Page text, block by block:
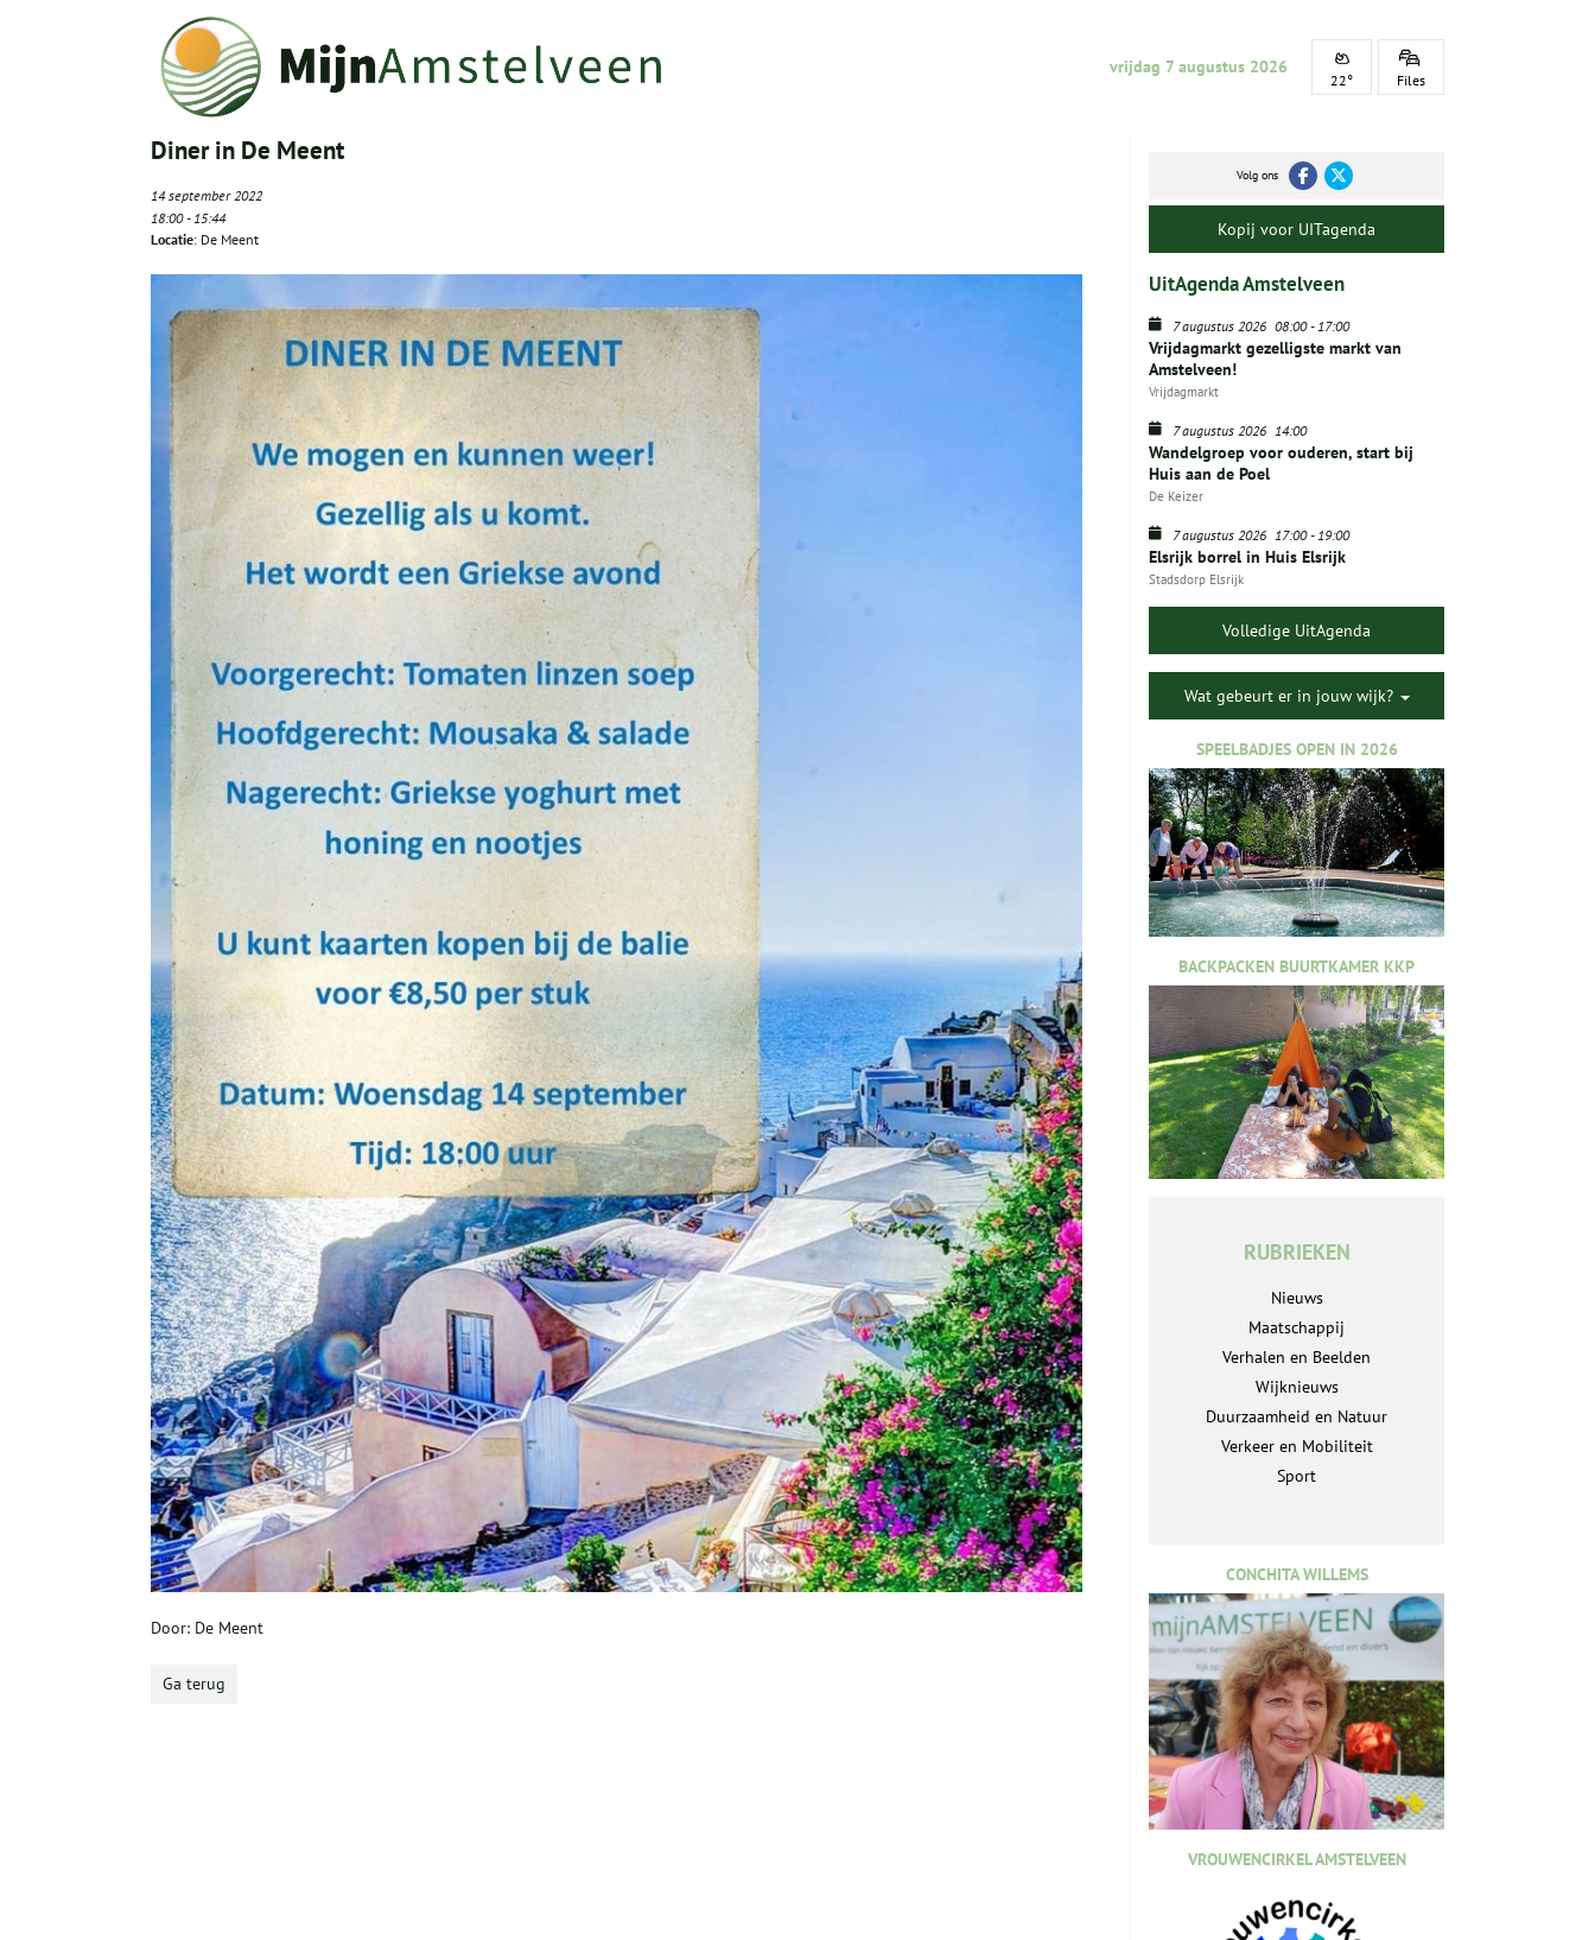
vrijdag 7 augustus 2026
22° Files
Diner in De Meent
14 september 2022
18:00-15:44
Locatie: De Meent
Door: De Meent
Ga terug
Volg ons
Kopij voor UITagenda
UitAgenda Amstelveen
7 augustus 2026 08:00-17:00
Vrijdagmarkt gezelligste markt van
Amstelveen!
Vrijdagmarkt
7 augustus 2026 14:00
Wandelgroep voor ouderen, start bij
Huis aan de Poel
De Keizer
7 augustus 2026 17:00-19:00
Elsrijk borrel in Huis Elsrijk
Stadsdorp Elsrijk
Volledige UitAgenda
Wat gebeurt er in jouw wijk?
SPEELBADJES OPEN IN 2026
BACKPACKEN BUURTKAMER KKP
RUBRIEKEN
Nieuws
Maatschappij
Verhalen en Beelden
Wijknieuws
Duurzaamheid en Natuur
Verkeer en Mobiliteit
Sport
CONCHITA WILLEMS
VROUWENCIRKEL AMSTELVEEN